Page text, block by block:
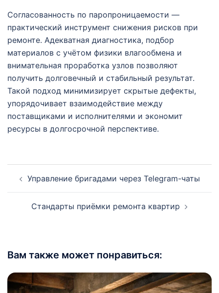
Согласованность по паропроницаемости —
практический инструмент снижения рисков при
ремонте. Адекватная диагностика, подбор
материалов с учётом физики влагообмена и
внимательная проработка узлов позволяют
получить долговечный и стабильный результат.
Такой подход минимизирует скрытые дефекты,
упорядочивает взаимодействие между
поставщиками и исполнителями и экономит
ресурсы в долгосрочной перспективе.
записи
Управление бригадами через Telegram-чаты
Стандарты приёмки ремонта квартир
Вам также может понравиться: